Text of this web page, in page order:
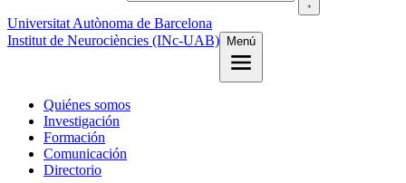
Universitat Autònoma de Barcelona
Institut de Neurociències (INc-UAB)
Menú
Quiénes somos
Investigación
Formación
Comunicación
Directorio